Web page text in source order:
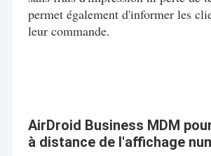
permet également d'informer les
leur commande.
AirDroid Business MDM
à distance de l'affichage